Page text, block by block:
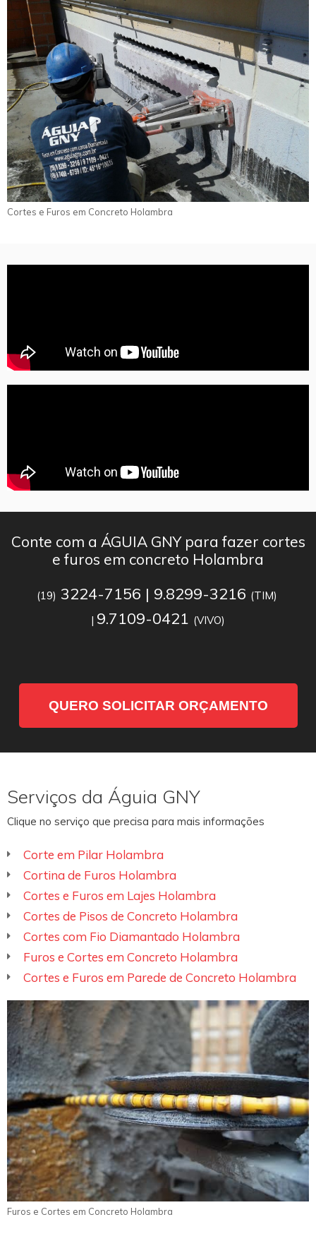
Cortes e Furos em Concreto Holambra
Conte com a ÁGUIA GNY para fazer cortes
e furos em concreto Holambra
(19) 3224-7156 | 9.8299-3216 (TIM)
| 9.7109-0421 (VIVO)
QUERO SOLICITAR ORÇAMENTO
Serviços da Águia GNY
Clique no serviço que precisa para mais informações
Corte em Pilar Holambra
Cortina de Furos Holambra
Cortes e Furos em Lajes Holambra
Cortes de Pisos de Concreto Holambra
Cortes com Fio Diamantado Holambra
Furos e Cortes em Concreto Holambra
Cortes e Furos em Parede de Concreto Holambra
Furos e Cortes em Concreto Holambra